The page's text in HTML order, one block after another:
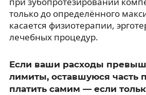
только до определённого
касается физиотерапии,
лечебных процедур.
Если ваши расходы
лимиты, оставшуюся часть
платить самим — если